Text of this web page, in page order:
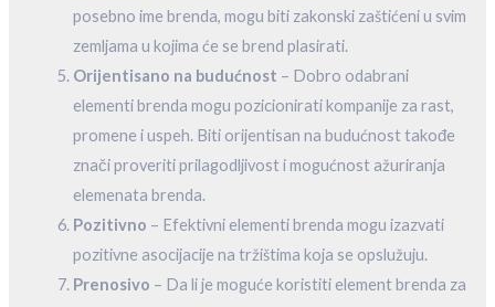
posebno ime brenda, mogu biti zakonski zaštićeni u svim
zemljama u kojima će se brend plasirati.
Orijentisano na budućnost – Dobro odabrani
elementi brenda mogu pozicionirati kompanije za rast,
promene i uspeh. Biti orijentisan na budućnost takođe
znači proveriti prilagodljivost i mogućnost ažuriranja
elemenata brenda.
Pozitivno – Efektivni elementi brenda mogu izazvati
pozitivne asocijacije na tržištima koja se opslužuju.
Prenosivo – Da li je moguće koristiti element brenda za